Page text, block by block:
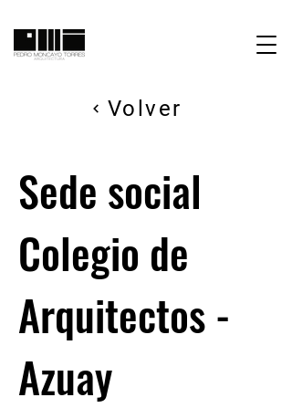
Volver
Sede social
Colegio de
Arquitectos -
Azuay